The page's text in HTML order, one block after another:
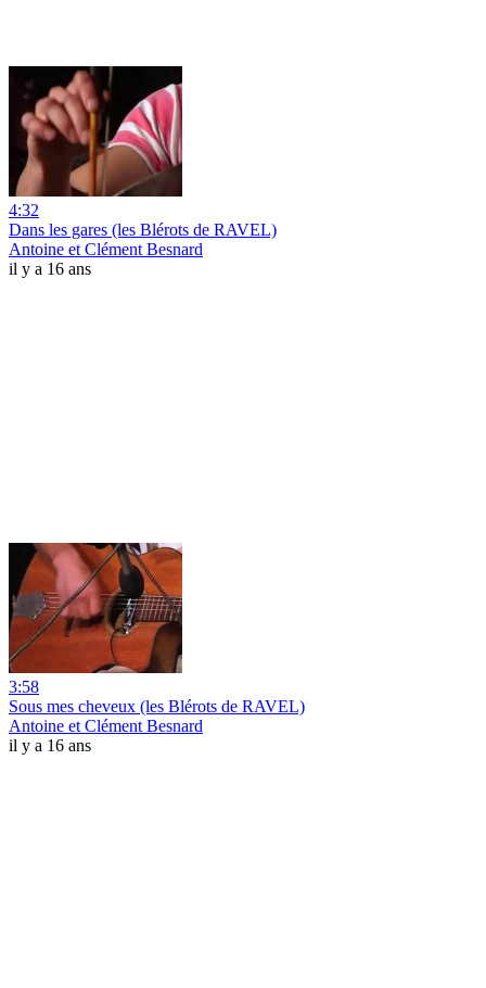
4:32
Dans les gares (les Blérots de RAVEL)
Antoine et Clément Besnard
il y a 16 ans
3:58
Sous mes cheveux (les Blérots de RAVEL)
Antoine et Clément Besnard
il y a 16 ans